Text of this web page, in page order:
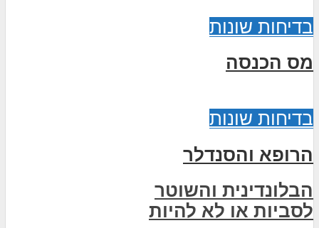
בדיחות שונות
מס הכנסה
בדיחות שונות
הרופא והסנדלר
הבלונדינית והשוטר
לסביות או לא להיות